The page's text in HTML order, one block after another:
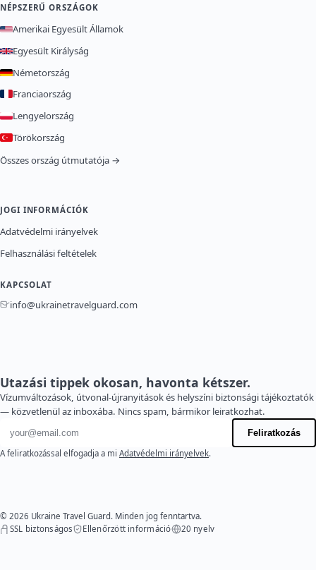
NÉPSZERŰ ORSZÁGOK
Amerikai Egyesült Államok
Egyesült Királyság
Németország
Franciaország
Lengyelország
Törökország
Összes ország útmutatója →
JOGI INFORMÁCIÓK
Adatvédelmi irányelvek
Felhasználási feltételek
KAPCSOLAT
info@ukrainetravelguard.com
Utazási tippek okosan, havonta kétszer.
Vízumváltozások, útvonal-újranyitások és helyszíni biztonsági tájékoztatók
— közvetlenül az inboxába. Nincs spam, bármikor leiratkozhat.
E-mail cím
Feliratkozás
A feliratkozással elfogadja a mi Adatvédelmi irányelvek.
© 2026 Ukraine Travel Guard. Minden jog fenntartva.
SSL biztonságos
Ellenőrzött információ 20 nyelv